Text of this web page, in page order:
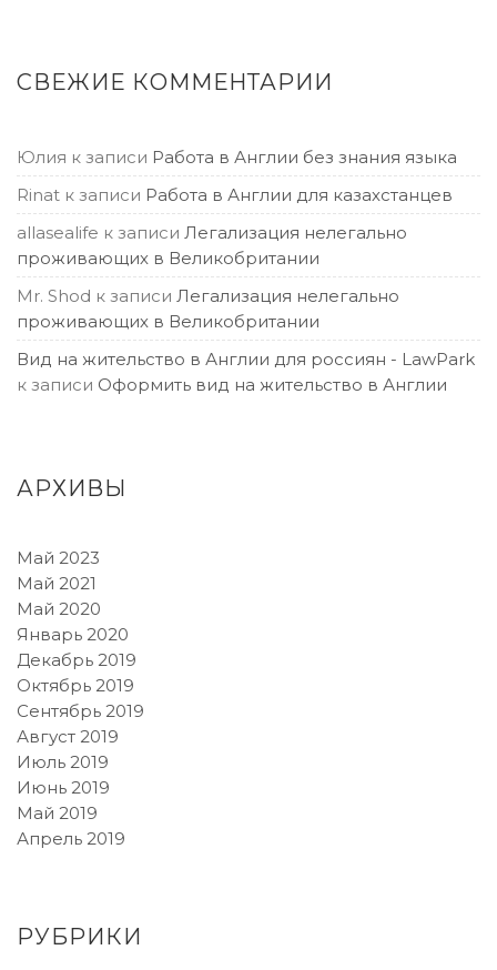
СВЕЖИЕ КОММЕНТАРИИ
Юлия к записи Работа в Англии без знания языка
Rinat к записи Работа в Англии для казахстанцев
allasealife к записи Легализация нелегально
проживающих в Великобритании
Mr. Shod к записи Легализация нелегально
проживающих в Великобритании
Вид на жительство в Англии для россиян - LawPark
к записи Оформить вид на жительство в Англии
АРХИВЫ
Май 2023
Май 2021
Май 2020
Январь 2020
Декабрь 2019
Октябрь 2019
Сентябрь 2019
Август 2019
Июль 2019
Июнь 2019
Май 2019
Апрель 2019
РУБРИКИ